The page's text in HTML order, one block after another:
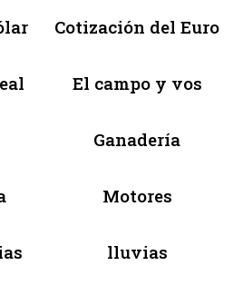
Cotización del Euro
El campo y vos
Ganadería
Motores
lluvias